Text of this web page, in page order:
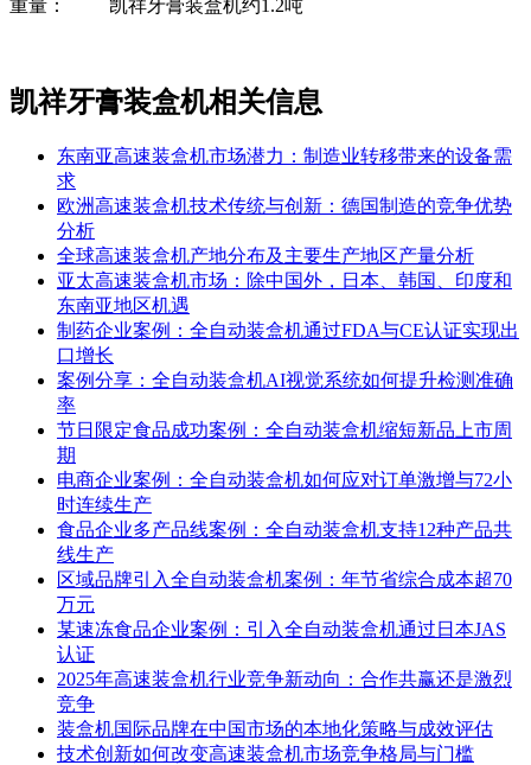
重量： 凯祥牙膏装盒机约1.2吨
凯祥牙膏装盒机相关信息
东南亚高速装盒机市场潜力：制造业转移带来的设备需
求
欧洲高速装盒机技术传统与创新：德国制造的竞争优势
分析
全球高速装盒机产地分布及主要生产地区产量分析
亚太高速装盒机市场：除中国外，日本、韩国、印度和
东南亚地区机遇
制药企业案例：全自动装盒机通过FDA与CE认证实现出
口增长
案例分享：全自动装盒机AI视觉系统如何提升检测准确
率
节日限定食品成功案例：全自动装盒机缩短新品上市周
期
电商企业案例：全自动装盒机如何应对订单激增与72小
时连续生产
食品企业多产品线案例：全自动装盒机支持12种产品共
线生产
区域品牌引入全自动装盒机案例：年节省综合成本超70
万元
某速冻食品企业案例：引入全自动装盒机通过日本JAS
认证
2025年高速装盒机行业竞争新动向：合作共赢还是激烈
竞争
装盒机国际品牌在中国市场的本地化策略与成效评估
技术创新如何改变高速装盒机市场竞争格局与门槛